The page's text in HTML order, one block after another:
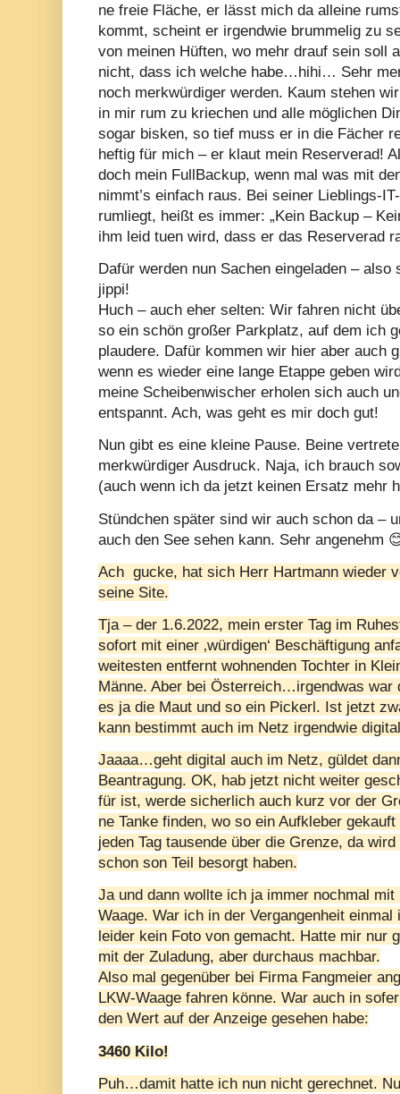
ne freie Fläche, er lässt mich da alleine
kommt, scheint er irgendwie brummelig zu
von meinen Hüften, wo mehr drauf sein soll
nicht, dass ich welche habe…hihi… Sehr
noch merkwürdiger werden. Kaum stehen
in mir rum zu kriechen und alle möglichen
sogar bisken, so tief muss er in die Fächer
heftig für mich – er klaut mein Reserverad!
doch mein FullBackup, wenn mal was mit
nimmt’s einfach raus. Bei seiner Lieblings-
rumliegt, heißt es immer: „Kein Backup –
ihm leid tuen wird, dass er das Reserverad
Dafür werden nun Sachen eingeladen –
jippi!
Huch – auch eher selten: Wir fahren nicht
so ein schön großer Parkplatz, auf dem ich
plaudere. Dafür kommen wir hier aber auch
wenn es wieder eine lange Etappe geben
meine Scheibenwischer erholen sich auch
entspannt. Ach, was geht es mir doch gut!
Nun gibt es eine kleine Pause. Beine
merkwürdiger Ausdruck. Naja, ich brauch
(auch wenn ich da jetzt keinen Ersatz mehr
Stündchen später sind wir auch schon da –
auch den See sehen kann. Sehr angenehm
Ach gucke, hat sich Herr Hartmann wieder
seine Site.
Tja – der 1.6.2022, mein erster Tag im
sofort mit einer ‚würdigen‘ Beschäftigung
weitesten entfernt wohnenden Tochter in
Männe. Aber bei Österreich…irgendwas war
es ja die Maut und so ein Pickerl. Ist jetzt
kann bestimmt auch im Netz irgendwie
Jaaaa…geht digital auch im Netz, güldet
Beantragung. OK, hab jetzt nicht weiter
für ist, werde sicherlich auch kurz vor der
ne Tanke finden, wo so ein Aufkleber
jeden Tag tausende über die Grenze, da
schon son Teil besorgt haben.
Ja und dann wollte ich ja immer nochmal
Waage. War ich in der Vergangenheit
leider kein Foto von gemacht. Hatte mir nur
mit der Zuladung, aber durchaus machbar.
Also mal gegenüber bei Firma Fangmeier
LKW-Waage fahren könne. War auch in
den Wert auf der Anzeige gesehen habe:
3460 Kilo!
Puh…damit hatte ich nun nicht gerechnet.